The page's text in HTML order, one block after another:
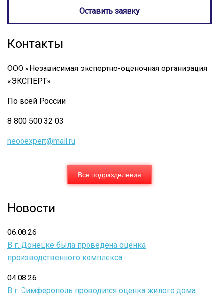
91
ОБ
УТВЕРЖДЕНИИ
ФОРМЫ
И
ПОРЯДКА
РЕГИСТРАЦИИ
ДЕКЛАРАЦИИ
БЕЗОПАСНОСТИ
Оставить заявку
Контакты
ООО «Независимая экспертно-оценочная организация
«ЭКСПЕРТ»
По всей России
8 800 500 32 03
neooexpert@mail.ru
Все подразделения
Новости
06.08.26
В г. Донецке была проведена оценка
производственного комплекса
04.08.26
В г. Симферополь проводится оценка жилого дома